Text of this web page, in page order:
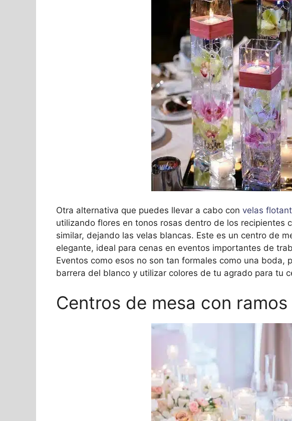
Otra alternativa que puedes llevar a cabo con velas
utilizando flores en tonos rosas dentro de los recipientes
similar, dejando las velas blancas. Este es un centro de
elegante, ideal para cenas en eventos importantes de
Eventos como esos no son tan formales como una boda,
barrera del blanco y utilizar colores de tu agrado para tu
Centros de mesa con